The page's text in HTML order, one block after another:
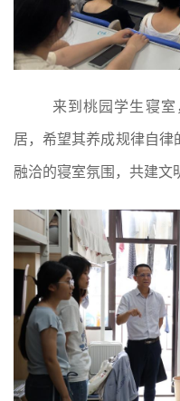
来到桃园学生寝
居，希望其养成规律自
融洽的寝室氛围，共建文